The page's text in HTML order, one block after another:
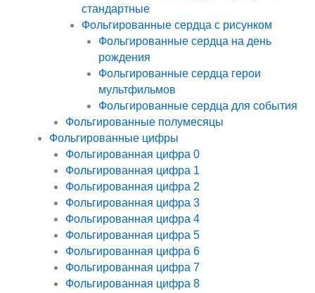
стандартные
Фольгированные сердца с рисунком
Фольгированные сердца на день
рождения
Фольгированные сердца герои
мультфильмов
Фольгированные сердца для события
Фольгированные полумесяцы
Фольгированные цифры
Фольгированная цифра 0
Фольгированная цифра 1
Фольгированная цифра 2
Фольгированная цифра 3
Фольгированная цифра 4
Фольгированная цифра 5
Фольгированная цифра 6
Фольгированная цифра 7
Фольгированная цифра 8